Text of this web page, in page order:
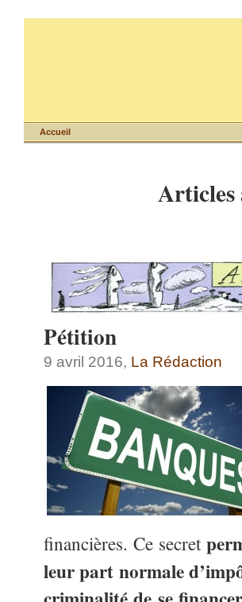
Accueil
Articles
Pétition
9 avril 2016, La Rédaction
financières. Ce secret
leur part normale